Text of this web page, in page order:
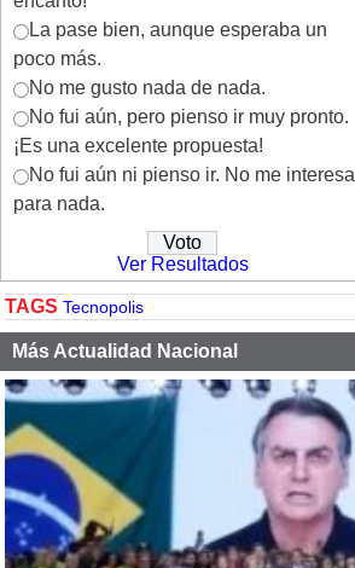
La pase bien, aunque esperaba un
poco más.
No me gusto nada de nada.
No fui aún, pero pienso ir muy pronto.
¡Es una excelente propuesta!
No fui aún ni pienso ir. No me interesa
para nada.
Ver Resultados
TAGS Tecnopolis
Más Actualidad Nacional